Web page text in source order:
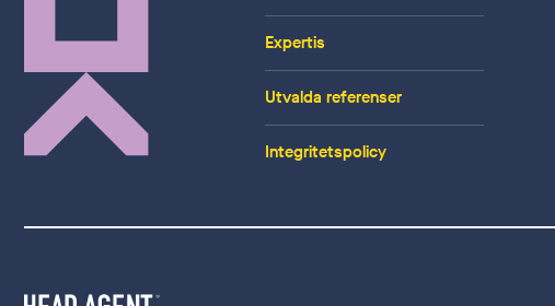
Expertis
Utvalda referenser
Integritetspolicy